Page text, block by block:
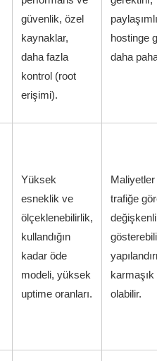
güvenlik, özel
kaynaklar,
daha fazla
kontrol (root
erişimi).
paylaşımlı
hostinge
daha
Yüksek
esneklik ve
ölçeklenebilirlik,
kullandığın
kadar öde
modeli, yüksek
uptime oranları.
Maliyetler
trafiğe
karmaşık
olabilir.